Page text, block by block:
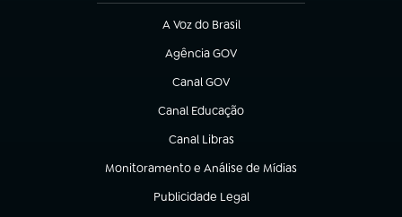
A Voz do Brasil
(abre em nova aba)
Agência GOV
(abre em nova aba)
Canal GOV
(abre em nova aba)
Canal Educação
(abre em nova aba)
Canal Libras
(abre em nova aba)
Monitoramento e Análise de Mídias
(abre em nova aba)
Publicidade Legal
(abre em nova aba)